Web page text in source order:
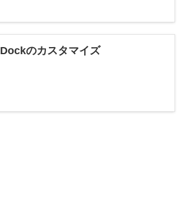
Dockのカスタマイズ